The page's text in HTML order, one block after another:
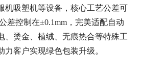
机吸塑机等设备，核心工艺公差可
差控制在±0.1mm，完美适配自动
、烫金、植绒、无痕热合等特殊工
客户实现绿色包装升级。